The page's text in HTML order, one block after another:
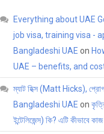
Everything about UAE
job visa, training visa -
Bangladeshi UAE on
UAE – benefits, and
ম্যাট হিক্স (Matt Hicks),
Bangladeshi UAE on
ইন্টেলিজেন্স) কি? এটি কীভাবে